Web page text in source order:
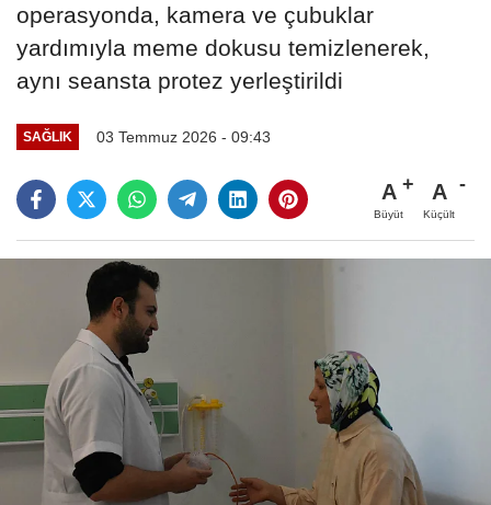
operasyonda, kamera ve çubuklar
yardımıyla meme dokusu temizlenerek,
aynı seansta protez yerleştirildi
SAĞLIK 03 Temmuz 2026 - 09:43
A
Büyüt
A
Küçült